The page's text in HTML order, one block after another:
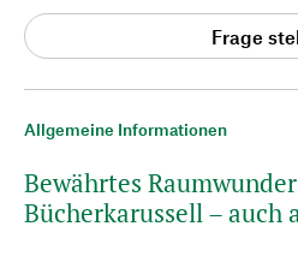
Allgemeine Informationen
Bewährtes
Bücherkarussell – auch
Frage